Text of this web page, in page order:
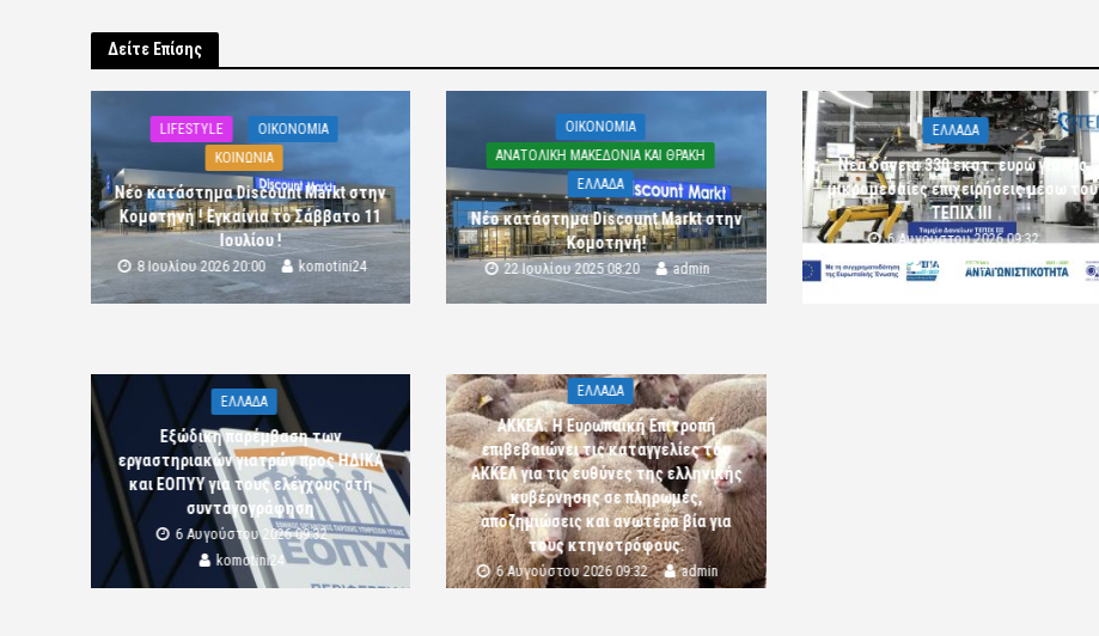
Δείτε Επίσης
LIFESTYLE
OIKONOMIA
ΚΟΙΝΩΝΙΑ
Νέο κατάστημα Discount Markt στην
Κομοτηνή ! Εγκαίνια το Σάββατο 11
Ιουλίου !
8 Ιουλίου 2026 20:00 komotini24
OIKONOMIA
ΑΝΑΤΟΛΙΚΗ ΜΑΚΕΔΟΝΙΑ ΚΑΙ ΘΡΑΚΗ
ΕΛΛΑΔΑ
Νέο κατάστημα Discount Markt στην
Κομοτηνή!
22 Ιουλίου 2025 08:20 admin
ΕΛΛΑΔΑ
Νέα δάνεια 330 εκατ. ευρώ για τις
μικρομεσαίες επιχειρήσεις μέσω του
ΤΕΠΙΧ ΙΙΙ
6 Αυγούστου 2026 09:32
komotini24
ΕΛΛΑΔΑ
Εξώδικη παρέμβαση των
εργαστηριακών γιατρών προς ΗΔΙΚΑ
και ΕΟΠΥΥ για τους ελέγχους στη
συνταγογράφηση
6 Αυγούστου 2026 09:32
komotini24
ΕΛΛΑΔΑ
ΑΚΚΕΛ: Η Ευρωπαϊκή Επιτροπή
επιβεβαιώνει τις καταγγελίες του
ΑΚΚΕΛ για τις ευθύνες της ελληνικής
κυβέρνησης σε πληρωμές,
αποζημιώσεις και ανωτέρα βία για
τους κτηνοτρόφους.
6 Αυγούστου 2026 09:32 admin